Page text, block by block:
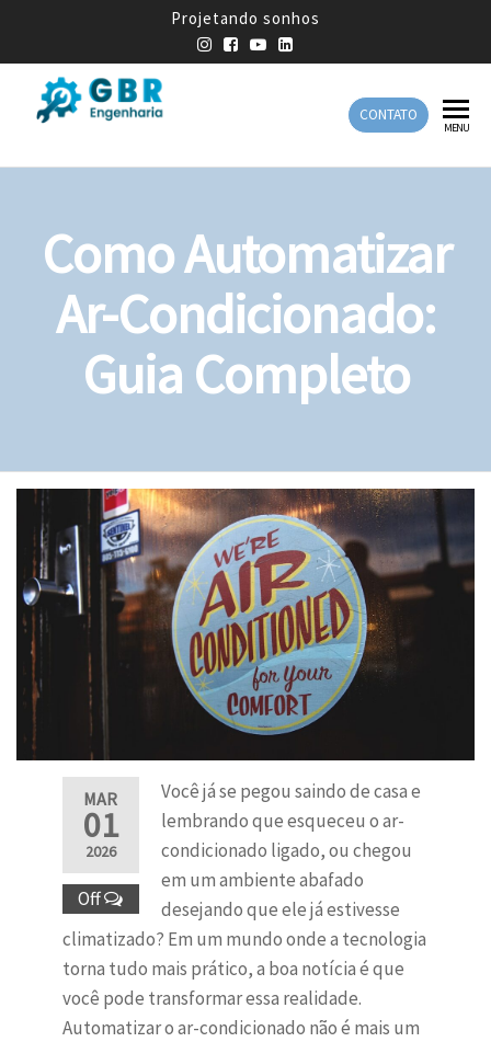
Projetando sonhos
Engenharia
Engenharia
CONTATO
MENU
Como Automatizar
Ar-Condicionado:
Guia Completo
MAR
01
2026
Off
Você já se pegou saindo de casa e
lembrando que esqueceu o ar-
condicionado ligado, ou chegou
em um ambiente abafado
desejando que ele já estivesse
climatizado? Em um mundo onde a tecnologia
torna tudo mais prático, a boa notícia é que
você pode transformar essa realidade.
Automatizar o ar-condicionado não é mais um